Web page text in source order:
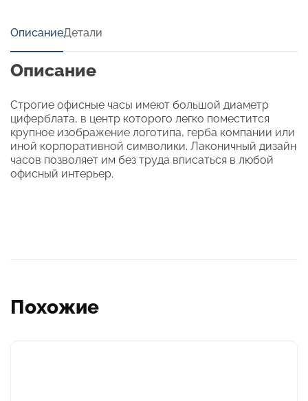
ОписаниеДетали
Описание
Строгие офисные часы имеют большой диаметр
циферблата, в центр которого легко поместится
крупное изображение логотипа, герба компании или
иной корпоративной символики. Лаконичный дизайн
часов позволяет им без труда вписаться в любой
офисный интерьер.
Похожие